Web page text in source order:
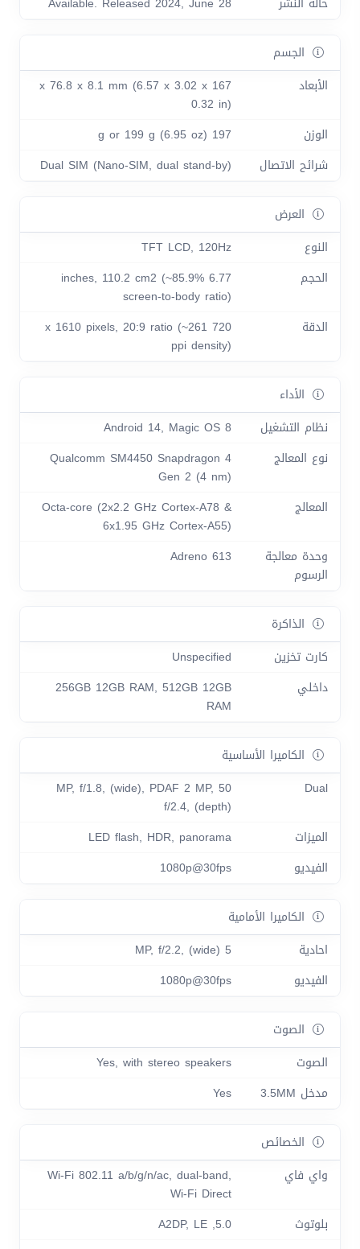
الجسم
الأبعاد
167 x 76.8 x 8.1 mm (6.57 x 3.02 x
0.32 in)
الوزن
197 g or 199 g (6.95 oz)
شرائح الاتصال
Dual SIM (Nano-SIM, dual stand-by)
العرض
النوع
TFT LCD, 120Hz
الحجم
6.77 inches, 110.2 cm2 (~85.9%
screen-to-body ratio)
الدقة
720 x 1610 pixels, 20:9 ratio (~261
ppi density)
الأداء
نظام التشغيل
Android 14, Magic OS 8
نوع المعالج
Qualcomm SM4450 Snapdragon 4
Gen 2 (4 nm)
المعالج
Octa-core (2x2.2 GHz Cortex-A78 &
6x1.95 GHz Cortex-A55)
وحدة معالجة
الرسوم
Adreno 613
الذاكرة
كارت تخزين
Unspecified
داخلي
256GB 12GB RAM, 512GB 12GB
RAM
الكاميرا الأساسية
Dual
50 MP, f/1.8, (wide), PDAF 2 MP,
f/2.4, (depth)
الميزات
LED flash, HDR, panorama
الفيديو
1080p@30fps
الكاميرا الأمامية
احادية
5 MP, f/2.2, (wide)
الفيديو
1080p@30fps
الصوت
الصوت
Yes, with stereo speakers
مدخل 3.5MM
Yes
الخصائص
واي فاي
Wi-Fi 802.11 a/b/g/n/ac, dual-band,
Wi-Fi Direct
بلوتوث
5.0, A2DP, LE